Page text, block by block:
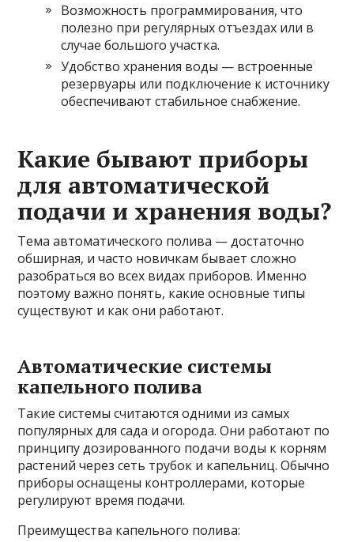
Возможность программирования, что
полезно при регулярных отъездах или в
случае большого участка.
Удобство хранения воды — встроенные
резервуары или подключение к источнику
обеспечивают стабильное снабжение.
Какие бывают приборы
для автоматической
подачи и хранения воды?
Тема автоматического полива — достаточно
обширная, и часто новичкам бывает сложно
разобраться во всех видах приборов. Именно
поэтому важно понять, какие основные типы
существуют и как они работают.
Автоматические системы
капельного полива
Такие системы считаются одними из самых
популярных для сада и огорода. Они работают по
принципу дозированного подачи воды к корням
растений через сеть трубок и капельниц. Обычно
приборы оснащены контроллерами, которые
регулируют время подачи.
Преимущества капельного полива: